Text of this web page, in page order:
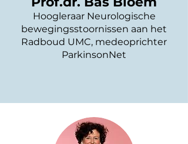
Hoogleraar Neurologische
bewegingsstoornissen aan het
Radboud UMC, medeoprichter
ParkinsonNet